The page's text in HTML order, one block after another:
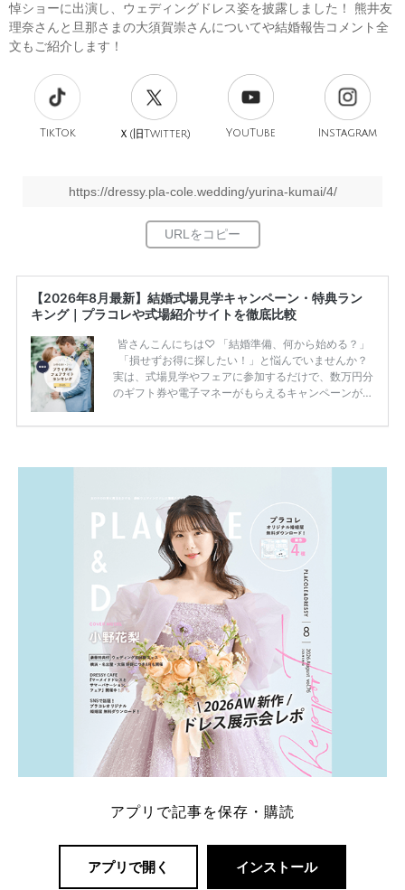
悼ショーに出演し、ウェディングドレス姿を披露しました！ 熊井友
理奈さんと旦那さまの大須賀崇さんについてや結婚報告コメント全
文もご紹介します！
TikTok Ｘ(旧Twitter) YouTube Instagram
https://dressy.pla-cole.wedding/yurina-kumai/4/
【2026年8月最新】結婚式場見学キャンペーン・特典ラン
キング｜プラコレや式場紹介サイトを徹底比較
皆さんこんにちは♡ 「結婚準備、何から始める？」
「損せずお得に探したい！」と悩んでいませんか？
実は、式場見学やフェアに参加するだけで、数万円分
のギフト券や電子マネーがもらえるキャンペーンがあ
ため、比較せずに選ぶと損をしてしまうことも……。
一番お得？」「プラコレの特典は？」といった疑問も
解決します。 まずは診断で候補を絞れる「ウェディ
ング診断」か、体験型 […]続きを読む
アプリで記事を保存・購読
アプリで開く インストール